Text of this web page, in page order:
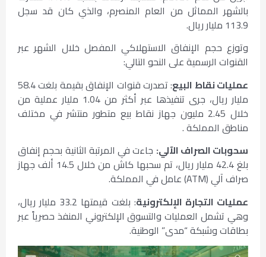
بالشهر المماثل من العام المنصرم، والذي كان قد سجل
113.9 مليار ريال.
وتوزع حجم الإنفاق الاستهلاكي المفصل خلال الشهر عبر
القنوات الرسمية على النحو التالي:
عمليات نقاط البيع
: تصدرت قنوات الإنفاق بقيمة بلغت 58.4
مليار ريال، جرى تنفيذها عبر أكثر من 1.04 مليار عملية من
خلال 2.45 مليون جهاز نقاط بيع متطور منتشر في مختلف
مناطق المملكة .
سحوبات الصراف الآلي: جاءت في المرتبة الثانية بحجم إنفاق
بلغ 42.4 مليار ريال، تم سحبها كاش من خلال 14.5 ألف جهاز
صراف آلي (ATM) عامل في المملكة.
عمليات التجارة الإلكترونية
: بلغت قيمتها 33.2 مليار ريال،
وهي تشمل العمليات والتسوق الإلكتروني المنفذ حصرياً عبر
بطاقات وشبكة “مدى” الوطنية.